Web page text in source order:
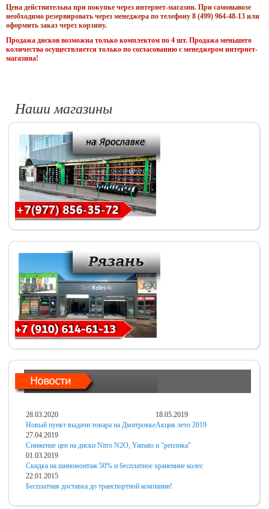
Цена действительна при покупке через интернет-магазин. При самовывозе
необходимо резервировать через менеджера по телефону 8 (499) 964-48-13 или
оформить заказ через корзину.
Продажа дисков возможна только комплектом по 4 шт. Продажа меньшего
количества осуществляется только по согласованию с менеджером интернет-
магазина!
Наши магазины
28.03.2020
Новый пункт выдачи товара на Дмитровке
18.05.2019
Акция лето 2019
27.04.2019
Снижение цен на диски Nitro N2O, Yamato и "реплика"
01.03.2019
Скидка на шиномонтаж 50% и бесплатное хранениие колес
22.01.2015
Бесплатная доставка до транспортной компании!